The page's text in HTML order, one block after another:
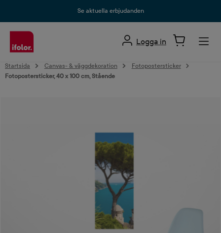
Se aktuella erbjudanden
Logga in
Startsida Canvas- & väggdekoration
Fotopostersticker
Fotopostersticker, 40 x 100 cm, Stående